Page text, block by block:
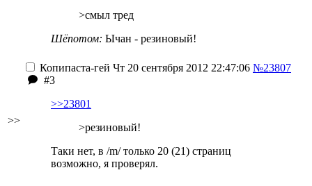
>смыл тред
Шёпотом: Ычан - резиновый!
>>
Копипаста-гей Чт 20 сентября 2012 22:47:06 №23807
#3
>>23801
>резиновый!
Таки нет, в /m/ только 20 (21) страниц
возможно, я проверял.